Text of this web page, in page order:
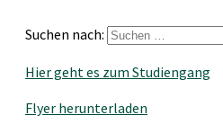
Suchen nach:
Hier geht es zum Studiengang
Flyer herunterladen